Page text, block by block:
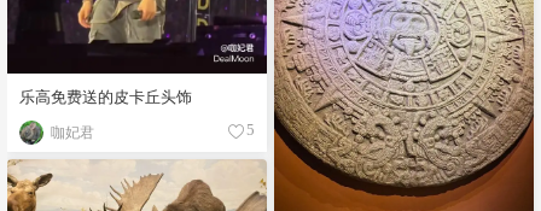
乐高免费送的皮卡丘头饰
咖妃君 5